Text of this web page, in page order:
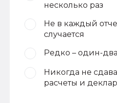
несколько раз
Не в каждый
случается
Редко – один-два
Никогда не
расчеты и